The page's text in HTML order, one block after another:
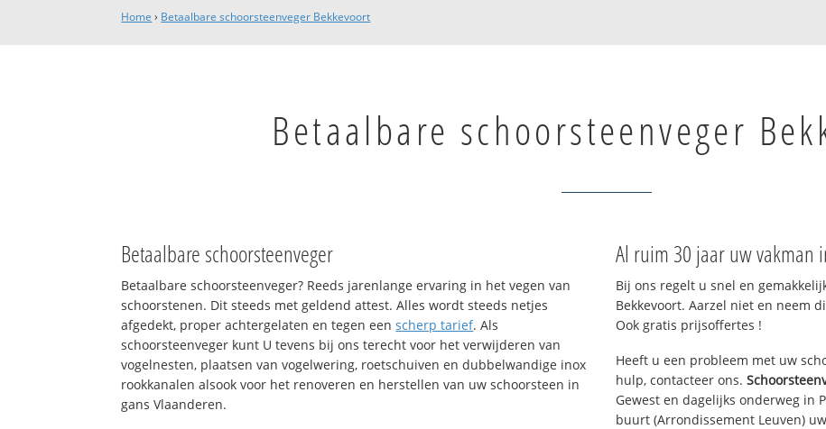
Home › Betaalbare schoorsteenveger Bekkevoort
Betaalbare schoorsteenveger
Betaalbare schoorsteenveger
Betaalbare schoorsteenveger? Reeds jarenlange ervaring in het vegen van
schoorstenen. Dit steeds met geldend attest. Alles wordt steeds netjes
afgedekt, proper achtergelaten en tegen eenscherp tarief. Als
schoorsteenveger kunt U tevens bij ons terecht voor het verwijderen van
vogelnesten, plaatsen van vogelwering, roetschuiven en dubbelwandige inox
rookkanalen alsook voor het renoveren en herstellen van uw schoorsteen in
gans Vlaanderen.
Al ruim 30 jaar uw vakman
Bij ons regelt u snel en
Bekkevoort. Aarzel niet en neem
Ook gratis prijsoffertes !
Heeft u een probleem met uw
hulp, contacteer ons.
Gewest en dagelijks onderweg in
buurt (Arrondissement Leuven)